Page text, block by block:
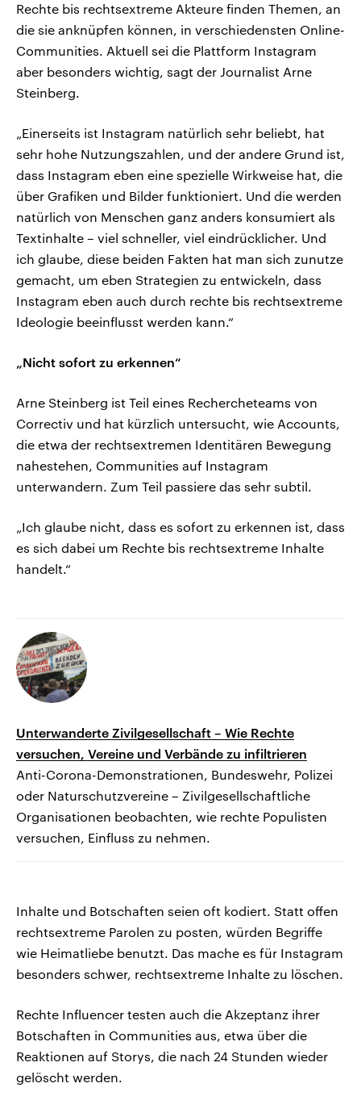
Rechte bis rechtsextreme Akteure finden Themen, an
die sie anknüpfen können, in verschiedensten Online-
Communities. Aktuell sei die Plattform Instagram
aber besonders wichtig, sagt der Journalist Arne
Steinberg.
„Einerseits ist Instagram natürlich sehr beliebt, hat
sehr hohe Nutzungszahlen, und der andere Grund ist,
dass Instagram eben eine spezielle Wirkweise hat, die
über Grafiken und Bilder funktioniert. Und die werden
natürlich von Menschen ganz anders konsumiert als
Textinhalte – viel schneller, viel eindrücklicher. Und
ich glaube, diese beiden Fakten hat man sich zunutze
gemacht, um eben Strategien zu entwickeln, dass
Instagram eben auch durch rechte bis rechtsextreme
Ideologie beeinflusst werden kann.“
„Nicht sofort zu erkennen“
Arne Steinberg ist Teil eines Rechercheteams von
Correctiv und hat kürzlich untersucht, wie Accounts,
die etwa der rechtsextremen Identitären Bewegung
nahestehen, Communities auf Instagram
unterwandern. Zum Teil passiere das sehr subtil.
„Ich glaube nicht, dass es sofort zu erkennen ist, dass
es sich dabei um Rechte bis rechtsextreme Inhalte
handelt.“
Unterwanderte Zivilgesellschaft – Wie Rechte
versuchen, Vereine und Verbände zu infiltrieren
Anti-Corona-Demonstrationen, Bundeswehr, Polizei
oder Naturschutzvereine – Zivilgesellschaftliche
Organisationen beobachten, wie rechte Populisten
versuchen, Einfluss zu nehmen.
Inhalte und Botschaften seien oft kodiert. Statt offen
rechtsextreme Parolen zu posten, würden Begriffe
wie Heimatliebe benutzt. Das mache es für Instagram
besonders schwer, rechtsextreme Inhalte zu löschen.
Rechte Influencer testen auch die Akzeptanz ihrer
Botschaften in Communities aus, etwa über die
Reaktionen auf Storys, die nach 24 Stunden wieder
gelöscht werden.